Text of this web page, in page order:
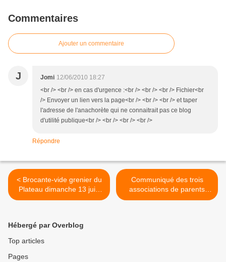
Commentaires
Ajouter un commentaire
J Jomi 12/06/2010 18:27
<br /> <br /> en cas d'urgence :<br /> <br /> <br /> Fichier<br
/> Envoyer un lien vers la page<br /> <br /> <br /> et taper
l'adresse de l'anachorète qui ne connaitrait pas ce blog
d'utilité publique<br /> <br /> <br /> <br />
Répondre
< Brocante-vide grenier du
Plateau dimanche 13 juin
2010
Communiqué des trois
associations de parents
d'élèves du Raincy >
Hébergé par Overblog
Top articles
Pages